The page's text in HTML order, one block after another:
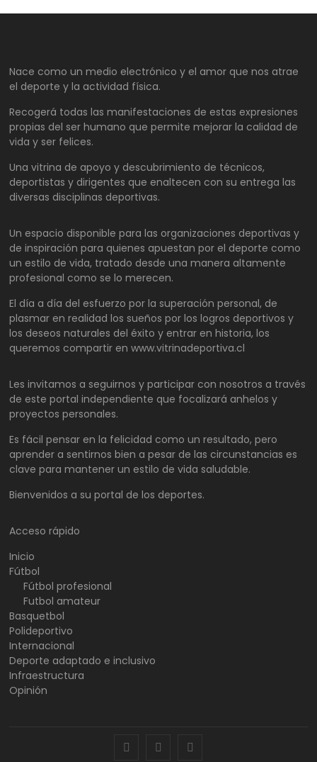
Nace como un medio electrónico y el amor que nos atrae
el deporte y la actividad física.
Recogerá todas las manifestaciones de estas expresiones
propias del ser humano que permite mejorar la calidad de
vida y ser felices.
Una vitrina de apoyo y descubrimiento de técnicos,
deportistas y dirigentes que enaltecen con su entrega las
diversas disciplinas deportivas.
Un espacio disponible para las organizaciones deportivas y
de inspiración para quienes apuestan por el deporte como
un estilo de vida, tratado desde una manera altamente
profesional como se lo merecen.
El día a día del esfuerzo por la superación personal, de
plasmar en realidad los sueños por los logros deportivos y
los deseos naturales del éxito y entrar en historia, los
queremos compartir en www.vitrinadeportiva.cl
Les invitamos a seguirnos y participar con nosotros a través
de este portal independiente que focalizará anhelos y
proyectos personales.
Es fácil pensar en la felicidad como un resultado, pero
aprender a sentirnos bien a pesar de las circunstancias es
clave para mantener un estilo de vida saludable.
Bienvenidos a su portal de los deportes.
Acceso rápido
Inicio
Fútbol
Fútbol profesional
Futbol amateur
Basquetbol
Polideportivo
Internacional
Deporte adaptado e inclusivo
Infraestructura
Opinión
facebook twitter